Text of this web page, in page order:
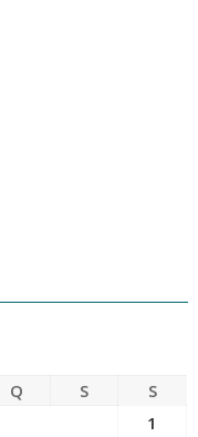
Q S
S
1